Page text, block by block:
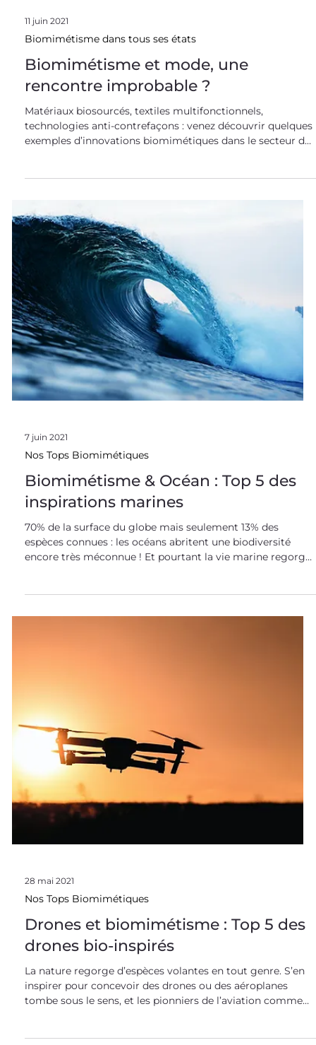
le sport à innover ! Sport de glisse et biomimétisme : ça
farte pour l’innovation ! Pour beaucoup, la pratique du
sport repose sur un échange avec la nature : les sports de
glisse, qui utilise
11 juin 2021
Biomimétisme dans tous ses états
Biomimétisme et mode, une
rencontre improbable ?
technologies anti-contrefaçons : venez découvrir quelques
exemples d’innovations biomimétiques dans le secteur de
la mode ! Quand on parle de biomimétisme, on ne pense
pas en premier lieu à un secteur industriel comme la
mode. Pourtant une des inventions biomimétiques les plus
connues est le velcro, incontournable aujourd’hui ! À
l’heure où le secteur cherche à se réinventer, le
biomimétisme peut-il encore(-v se mettre à la
7 juin 2021
Nos Tops Biomimétiques
Biomimétisme & Océan : Top 5 des
inspirations marines
encore très méconnue ! Et pourtant la vie marine regorge
d’ingéniosité pour faire face aux défis qu’elle rencontre.
biomimétiques marines ! Les océans présentent un univers
riche en contraintes et en défis : obscurité, pression,
hydrodynamisme, respiration… Pour se développer, la vie
océanique a innové et développé de nombreus